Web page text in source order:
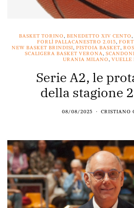
BASKET TORINO, BENEDETTO XIV CENTO,
FORLÌ PALLACANESTRO 2.015,
NEW BASKET BRINDISI, PISTOIA BASKET,
SCALIGERA BASKET VERONA,
URANIA MILANO, VUELLE
Serie A2, le
della stagione
08/08/2025 CRISTIANO